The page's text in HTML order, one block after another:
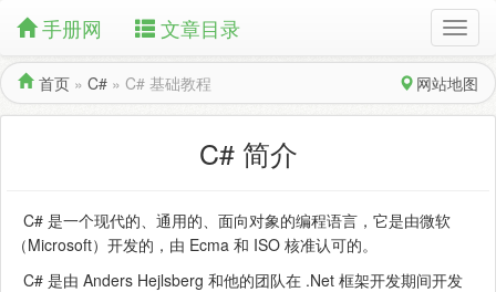
手册网 文章目录
首页 » C# » C# 基础教程 网站地图
C# 简介
C# 是一个现代的、通用的、面向对象的编程语言，它是由微软
（Microsoft）开发的，由 Ecma 和 ISO 核准认可的。
C# 是由 Anders Hejlsberg 和他的团队在 .Net 框架开发期间开发